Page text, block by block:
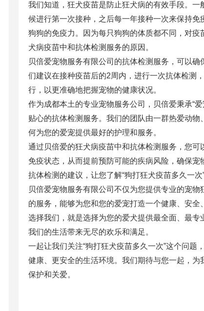
我们知道，狂犬疫苗是防止狂犬病的有效手段。
候进行第一次接种，之后每一年接种一次来保持
狗狗的免疫力。因为每只狗狗的体质都不同，对
犬病疫苗中和抗体检测服务的原因。
贝倍爱宠物服务有限公司的抗体检测服务，可以
们建议在接种疫苗后的2周内，进行一次抗体检测
行，以更准确地把握宠物的健康状况。
作为成都本土的专业宠物服务公司，贝倍爱秉承“
贴心的抗体检测服务。我们的团队由一群热爱动
何为您的爱宠提供最好的护理和服务。
通过贝倍爱的狂犬病疫苗中和抗体检测服务，您可
免疫状态，从而提前预防可能的疾病风险，确保
抗体检测的建议，让您了解“狗打狂犬疫苗多久一次
贝倍爱宠物服务有限公司不仅为您提供专业的宠
的服务，能够为您和您的爱宠打造一个健康、安全
选择我们，就是选择为您的爱犬提供最全面、最
我们的生活带来无尽的欢乐和满足。
一起让我们关注“狗打狂犬疫苗多久一次”这个问
健康、更安全的生活环境。我们期待与您一起，
保护和关爱。